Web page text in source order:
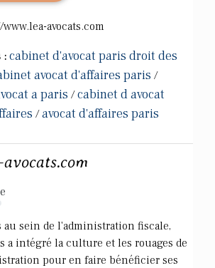
avocats.com
: cabinet d'avocat paris droit des
avocat d'affaires paris /
a paris /cabinet d avocat
/avocat d'affaires paris
au sein de l'administration fiscale,
a intégré la culture et les rouages de
pour en faire bénéficier ses